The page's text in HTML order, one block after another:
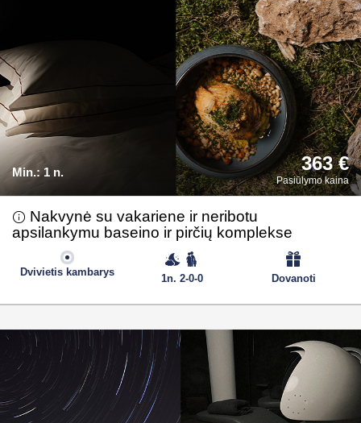
Min.: 1 n. 363 €
Pasiūlymo kaina
Nakvynė su vakariene ir neribotu
apsilankymu baseino ir pirčių komplekse
Dovanoti
Dvivietis kambarys
1n. 2-0-0